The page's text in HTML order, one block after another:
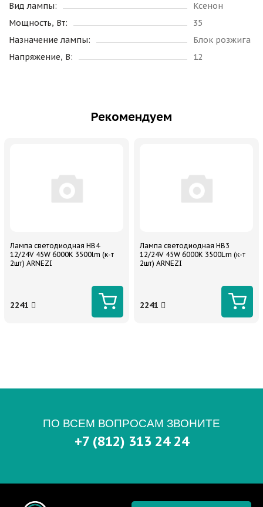
Вид лампы:
Ксенон
Мощность, Вт:
35
Назначение лампы:
Блок розжига
Напряжение, В:
12
Рекомендуем
Лампа светодиодная HB4
12/24V 45W 6000K 3500lm (к-т
2шт) ARNEZI
2241
Лампа светодиодная HB3
12/24V 45W 6000K 3500Lm (к-т
2шт) ARNEZI
2241
ПО ВСЕМ ВОПРОСАМ ЗВОНИТЕ
+7 (812) 313 24 24